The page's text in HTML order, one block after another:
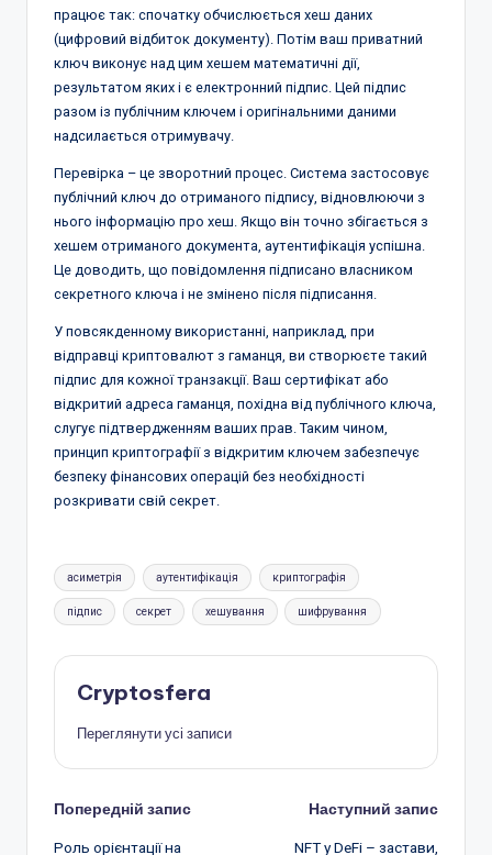
працює так: спочатку обчислюється хеш даних
(цифровий відбиток документу). Потім ваш приватний
ключ виконує над цим хешем математичні дії,
результатом яких і є електронний підпис. Цей підпис
разом із публічним ключем і оригінальними даними
надсилається отримувачу.
Перевірка – це зворотний процес. Система застосовує
публічний ключ до отриманого підпису, відновлюючи з
нього інформацію про хеш. Якщо він точно збігається з
хешем отриманого документа, аутентифікація успішна.
Це доводить, що повідомлення підписано власником
секретного ключа і не змінено після підписання.
У повсякденному використанні, наприклад, при
відправці криптовалют з гаманця, ви створюєте такий
підпис для кожної транзакції. Ваш сертифікат або
відкритий адреса гаманця, похідна від публічного ключа,
слугує підтвердженням ваших прав. Таким чином,
принцип криптографії з відкритим ключем забезпечує
безпеку фінансових операцій без необхідності
розкривати свій секрет.
Позначки:
асиметрія аутентифікація криптографія
підпис секрет хешування шифрування
Cryptosfera
Переглянути усі записи
Навігація
Попередній запис
Роль орієнтації на
Наступний запис
NFT у DeFi – застави,